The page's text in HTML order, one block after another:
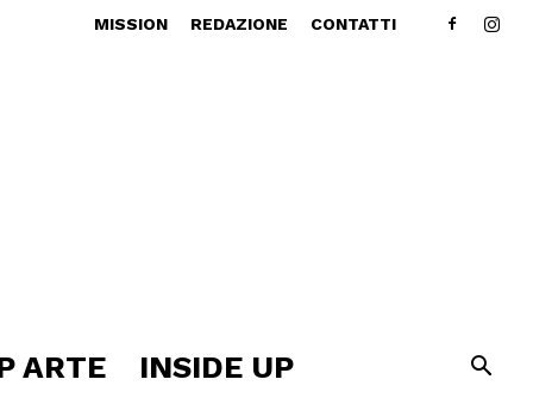
MISSION REDAZIONE CONTATTI
ARTE INSIDE UP